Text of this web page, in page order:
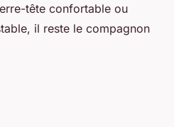
tête confortable ou
il reste le compagnon